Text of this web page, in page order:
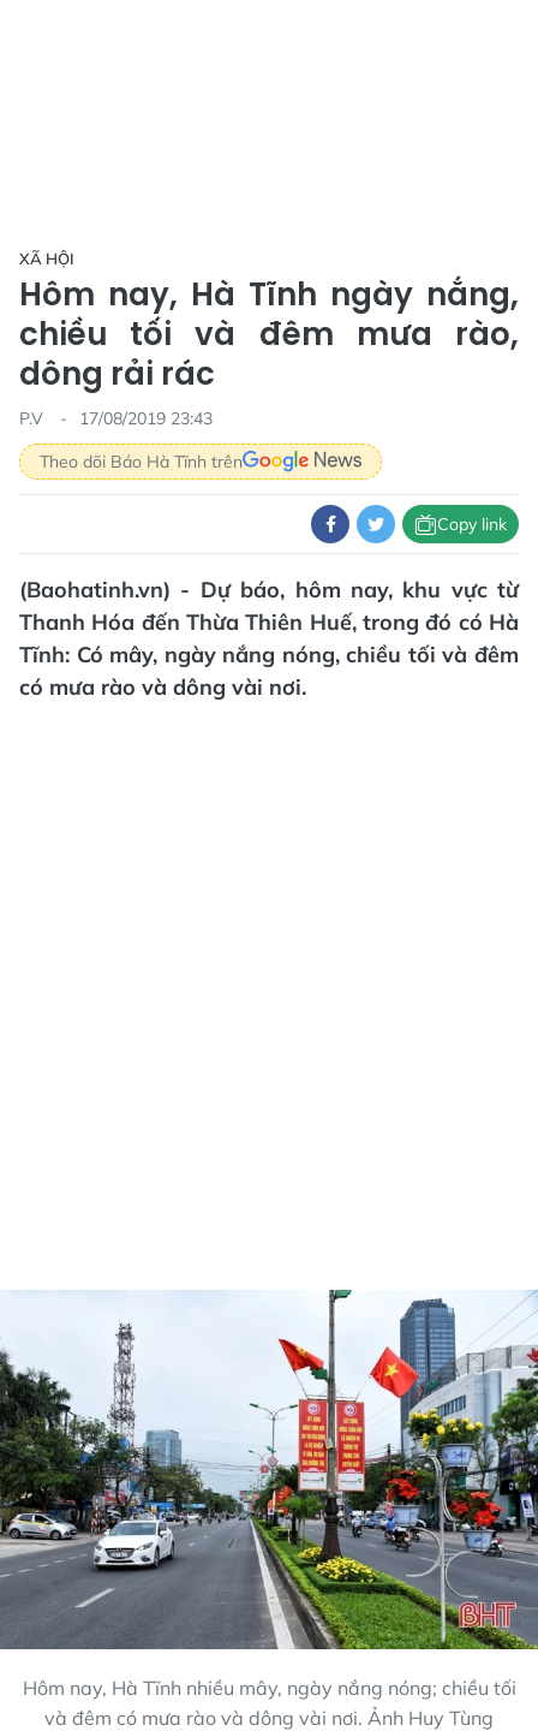
XÃ HỘI
Hôm nay, Hà Tĩnh ngày nắng,
chiều tối và đêm mưa rào,
dông rải rác
P.V
17/08/2019 23:43
Theo dõi Báo Hà Tĩnh trên
Copy link
(Baohatinh.vn) - Dự báo, hôm nay, khu vực từ
Thanh Hóa đến Thừa Thiên Huế, trong đó có Hà
Tĩnh: Có mây, ngày nắng nóng, chiều tối và đêm
có mưa rào và dông vài nơi.
Hôm nay, Hà Tĩnh nhiều mây, ngày nắng nóng; chiều tối
và đêm có mưa rào và dông vài nơi. Ảnh Huy Tùng